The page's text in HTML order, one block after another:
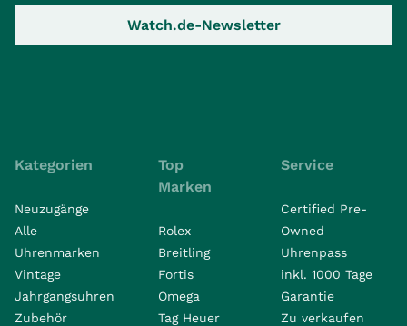
Watch.de-Newsletter
Kategorien
Neuzugänge
Alle
Uhrenmarken
Vintage
Jahrgangsuhren
Zubehör
Top
Marken
Rolex
Breitling
Fortis
Omega
Tag Heuer
Service
Certified Pre-
Owned
Uhrenpass
inkl. 1000 Tage
Garantie
Zu verkaufen